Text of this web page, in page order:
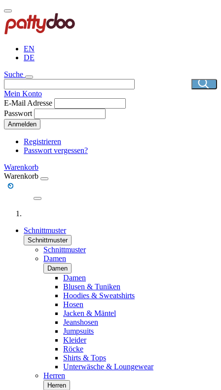
Direkt
zum
Inhalt
EN
DE
Suche
Mein Konto
E-Mail Adresse
Passwort
Anmelden
Registrieren
Passwort vergessen?
Warenkorb
Warenkorb
Schnittmuster
Schnittmuster
Schnittmuster
Damen
Damen
Damen
Blusen & Tuniken
Hoodies & Sweatshirts
Hosen
Jacken & Mäntel
Jeanshosen
Jumpsuits
Kleider
Röcke
Shirts & Tops
Unterwäsche & Loungewear
Herren
Herren